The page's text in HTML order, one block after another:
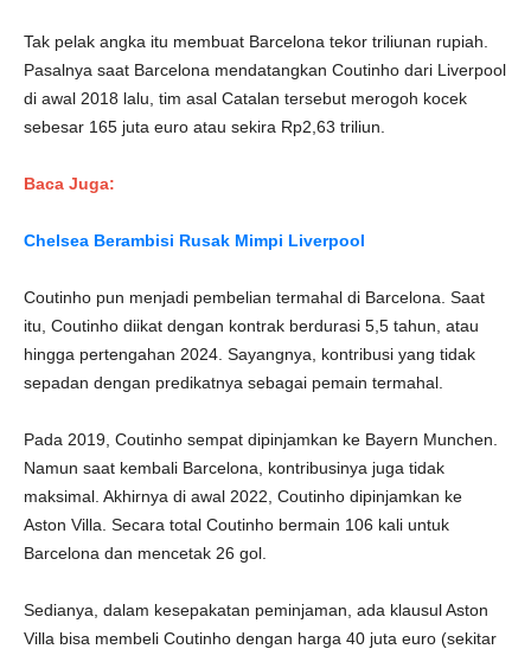
Tak pelak angka itu membuat Barcelona tekor triliunan rupiah.
Pasalnya saat Barcelona mendatangkan Coutinho dari Liverpool
di awal 2018 lalu, tim asal Catalan tersebut merogoh kocek
sebesar 165 juta euro atau sekira Rp2,63 triliun.
Baca Juga:
Chelsea Berambisi Rusak Mimpi Liverpool
Coutinho pun menjadi pembelian termahal di Barcelona. Saat
itu, Coutinho diikat dengan kontrak berdurasi 5,5 tahun, atau
hingga pertengahan 2024. Sayangnya, kontribusi yang tidak
sepadan dengan predikatnya sebagai pemain termahal.
Pada 2019, Coutinho sempat dipinjamkan ke Bayern Munchen.
Namun saat kembali Barcelona, kontribusinya juga tidak
maksimal. Akhirnya di awal 2022, Coutinho dipinjamkan ke
Aston Villa. Secara total Coutinho bermain 106 kali untuk
Barcelona dan mencetak 26 gol.
Sedianya, dalam kesepakatan peminjaman, ada klausul Aston
Villa bisa membeli Coutinho dengan harga 40 juta euro (sekitar